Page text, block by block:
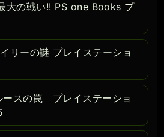
大の戦い!! PS one Books プ
リーの謎 プレイステーショ
スの罠 プレイステーショ